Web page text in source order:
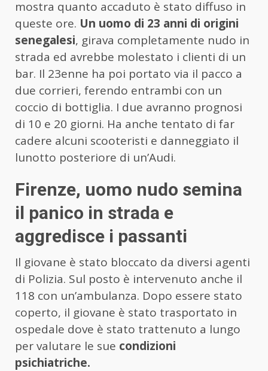
mostra quanto accaduto è stato diffuso in
queste ore. Un uomo di 23 anni di origini
senegalesi, girava completamente nudo in
strada ed avrebbe molestato i clienti di un
bar. Il 23enne ha poi portato via il pacco a
due corrieri, ferendo entrambi con un
coccio di bottiglia. I due avranno prognosi
di 10 e 20 giorni. Ha anche tentato di far
cadere alcuni scooteristi e danneggiato il
lunotto posteriore di un’Audi.
Firenze, uomo nudo semina
il panico in strada e
aggredisce i passanti
Il giovane è stato bloccato da diversi agenti
di Polizia. Sul posto è intervenuto anche il
118 con un’ambulanza. Dopo essere stato
coperto, il giovane è stato trasportato in
ospedale dove è stato trattenuto a lungo
per valutare le sue condizioni
psichiatriche.